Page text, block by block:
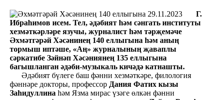
29.11.2023
Г.
Ибраһимов исем. Тел, әдәбият һәм сәнгать институты
хезмәткәрләре язучы, журналист һәм тәрҗемәче
Әхмәтгәрәй Хәсәнинең 140 еллыгына һәм аның
тормыш иптәше, «Аң» журналының җаваплы
сәркатибе Зәйнәп Хәсәниянең 135 еллыгына
багышланган әдәби-музыкаль кичәдә катнашты.
Әдәбият бүлеге баш фәнни хезмәткәре, филология
фәннәре докторы, профессор Дания Фатих кызы
Заһидуллина һәм Язма мирас үзәге өлкән фәнни